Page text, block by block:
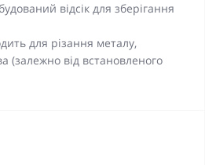
відсік для зберігання
для різання металу,
(залежно від встановленого